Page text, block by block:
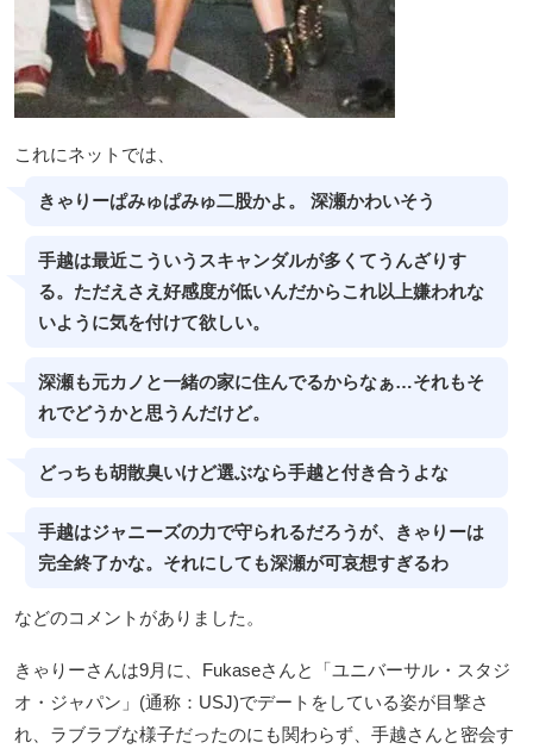
これにネットでは、
きゃりーぱみゅぱみゅ二股かよ。 深瀬かわいそう
手越は最近こういうスキャンダルが多くてうんざりす
る。ただえさえ好感度が低いんだからこれ以上嫌われな
いように気を付けて欲しい。
深瀬も元カノと一緒の家に住んでるからなぁ…それもそ
れでどうかと思うんだけど。
どっちも胡散臭いけど選ぶなら手越と付き合うよな
手越はジャニーズの力で守られるだろうが、きゃりーは
完全終了かな。それにしても深瀬が可哀想すぎるわ
などのコメントがありました。
きゃりーさんは9月に、Fukaseさんと「ユニバーサル・スタジ
オ・ジャパン」(通称：USJ)でデートをしている姿が目撃さ
れ、ラブラブな様子だったのにも関わらず、手越さんと密会す